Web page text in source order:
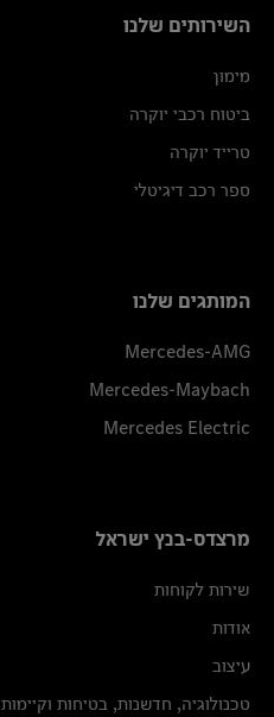
השירותים שלנו
מימון
ביטוח רכבי יוקרה
טרייד יוקרה
ספר רכב דיגיטלי
המותגים שלנו
Mercedes-AMG
Mercedes-Maybach
Mercedes Electric
מרצדס-בנץ ישראל
שירות לקוחות
אודות
עיצוב
טכנולוגיה, חדשנות, בטיחות וקיימות